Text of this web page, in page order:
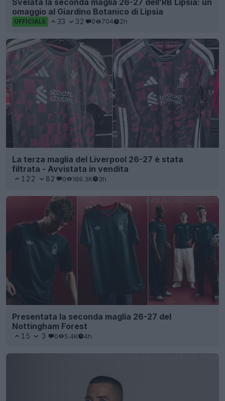
omaggio al Giardino Botanico di Lipsia
UFFICIALE 33 32 0 704 2h
La terza maglia del Liverpool 26-27 è stata
filtrata - Avvistata in vendita
122 82 0 189.3K 3h
Presentata la seconda maglia 26-27 del
Nottingham Forest
15 3 0 5.4K 4h